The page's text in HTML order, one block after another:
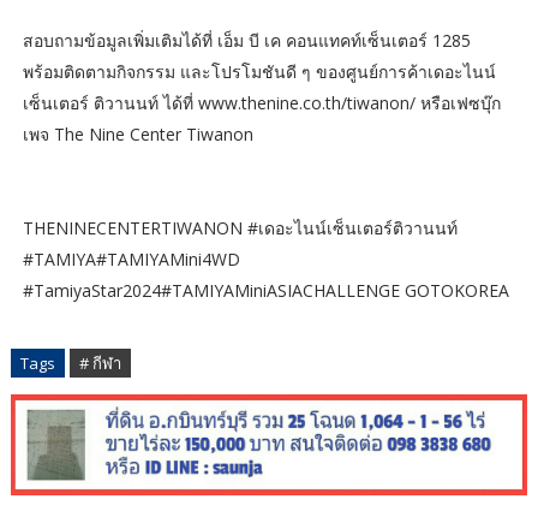
สอบถามข้อมูลเพิ่มเติมได้ที่ เอ็ม บี เค คอนแทคท์เซ็นเตอร์ 1285
พร้อมติดตามกิจกรรม และโปรโมชันดี ๆ ของศูนย์การค้าเดอะไนน์
เซ็นเตอร์ ติวานนท์ ได้ที่ www.thenine.co.th/tiwanon/ หรือเฟซบุ๊ก
เพจ The Nine Center Tiwanon
THENINECENTERTIWANON #เดอะไนน์เซ็นเตอร์ติวานนท์
#TAMIYA#TAMIYAMini4WD
#TamiyaStar2024#TAMIYAMiniASIACHALLENGE GOTOKOREA
Tags # กีฬา